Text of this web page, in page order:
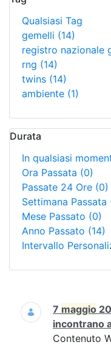
Qualsiasi Tag
gemelli (14)
registro nazionale
rng (14)
twins (14)
ambiente (1)
Durata
In qualsiasi
Ora Passata (0)
Passate 24 Ore (0)
Settimana Passata
Mese Passato (0)
Anno Passato (14)
Intervallo
Ricerca
7 maggio
incontrano
Contenuto